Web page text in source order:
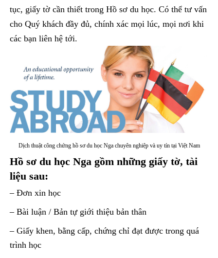
tục, giấy tờ cần thiết trong Hồ sơ du học. Có thể tư vấn
cho Quý khách đầy đủ, chính xác mọi lúc, mọi nơi khi
các bạn liên hệ tới.
Dịch thuật công chứng hồ sơ du học Nga chuyên nghiệp và uy tín tại Việt Nam
Hồ sơ du học Nga gồm những giấy tờ, tài
liệu sau:
– Đơn xin học
– Bài luận / Bản tự giới thiệu bản thân
– Giấy khen, bằng cấp, chứng chỉ đạt được trong quá
trình học